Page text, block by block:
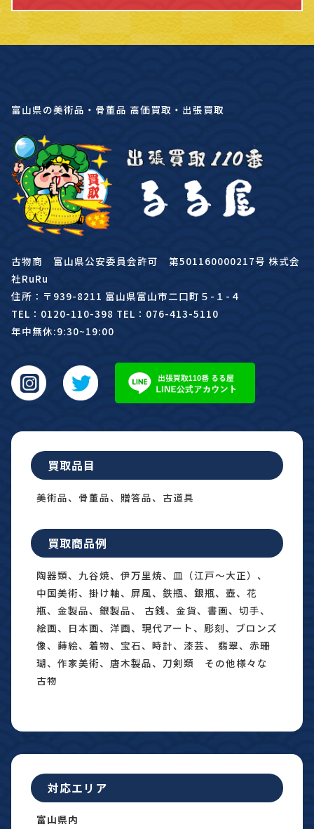
富山県の美術品・骨董品 高価買取・出張買取
古物商 富山県公安委員会許可 第501160000217号 株式会
社RuRu
住所：〒939-8211 富山県富山市二口町５-１-４
TEL：0120-110-398 TEL：076-413-5110
年中無休:9:30~19:00
買取品目
美術品、骨董品、贈答品、古道具
買取商品例
陶器類、九谷焼、伊万里焼、皿（江戸〜大正）、
中国美術、掛け軸、屏風、鉄瓶、銀瓶、壺、花
瓶、金製品、銀製品、 古銭、金貨、書画、切手、
絵画、日本画、洋画、現代アート、彫刻、ブロンズ
像、蒔絵、着物、宝石、時計、漆芸、 翡翠、赤珊
瑚、作家美術、唐木製品、刀剣類 その他様々な
古物
対応エリア
富山県内